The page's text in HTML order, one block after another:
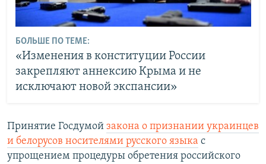
БОЛЬШЕ ПО ТЕМЕ:
«Изменения в конституции России
закрепляют аннексию Крыма и не
исключают новой экспансии»
Принятие Госдумой закона о признании украинцев
и белорусов носителями русского языка с
упрощением процедуры обретения российского